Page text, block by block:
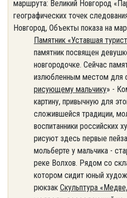
маршрута: Великий Новгород
географических точек
Новгород, Объекты показа на
Памятник «Уставшая
памятник посвящен
новгородочке. Сейчас
излюбленным местом для
рисующему мальчику» -
картину, привычную для
сложившейся традиции,
воспитанники российских
рисуют здесь первые
мольберте у мальчика -
реке Волхов. Рядом со
котором сидит юный
рюкзак Скульптура